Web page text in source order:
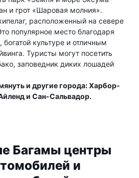
и грот «Шаровая молния».
расположенный на севере
популярное место благодаря
культуре и отличным
Туристы могут посетить
заповедник диких лошадей
и другие города: Харбор-
и Сан-Сальвадор.
Багамы центры
и